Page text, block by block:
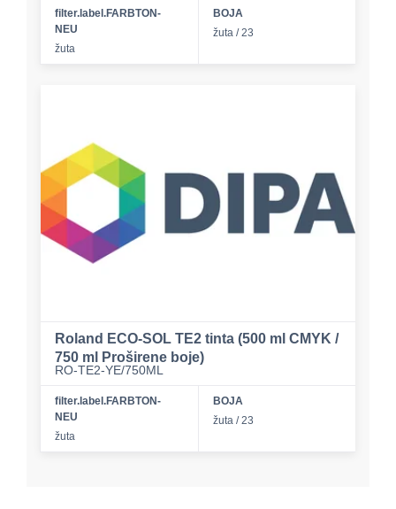
filter.label.FARBTON-
NEU
žuta
BOJA
žuta / 23
Roland ECO-SOL TE2 tinta (500 ml CMYK /
750 ml Proširene boje)
RO-TE2-YE/750ML
filter.label.FARBTON-
NEU
žuta
BOJA
žuta / 23